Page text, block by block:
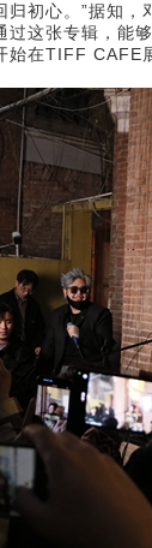
归初心。”据知
过这张专辑，能
始在TIFF CAFE